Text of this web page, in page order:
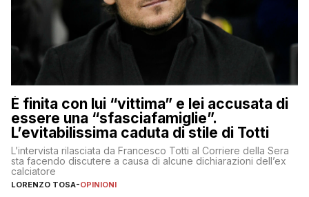
È finita con lui “vittima” e lei accusata di
essere una “sfasciafamiglie”.
L’evitabilissima caduta di stile di Totti
L’intervista rilasciata da Francesco Totti al Corriere della Sera
sta facendo discutere a causa di alcune dichiarazioni dell’ex
calciatore
LORENZO TOSA-OPINIONI